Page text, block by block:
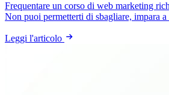
Frequentare un corso di web marketing
Non puoi permetterti di sbagliare, impara
Leggi l'articolo